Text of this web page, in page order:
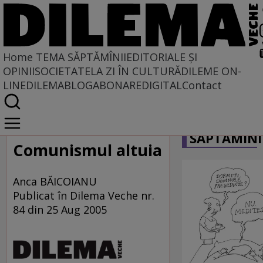
Home TEMA SĂPTĂMÎNIIEDITORIALE ȘI
OPINIISOCIETATELA ZI ÎN CULTURĂDILEME ON-
LINEDILEMABLOGABONAREDIGITALContact
Home
Tema săptămînii
Comunismul altuia
Anca BĂICOIANU
Publicat în Dilema Veche nr.
84 din 25 Aug 2005